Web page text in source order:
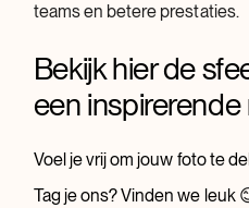
teams en betere prestaties.
Bekijk hier de
een inspirerende
Voel je vrij om jouw foto te
Tag je ons? Vinden we leuk